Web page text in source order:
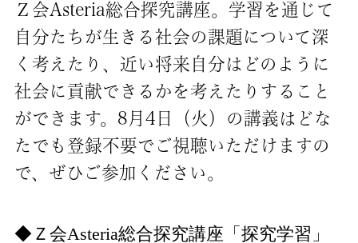
Ｚ会Asteria総合探究講座。学習を通じて
自分たちが生きる社会の課題について深
く考えたり、近い将来自分はどのように
社会に貢献できるかを考えたりすること
ができます。8月4日（火）の講義はどな
たでも登録不要でご視聴いただけますの
で、ぜひご参加ください。
◆Ｚ会Asteria総合探究講座「探究学習」